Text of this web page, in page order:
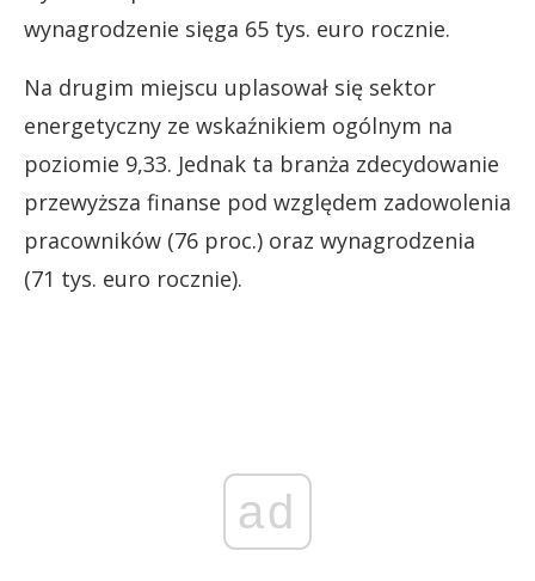
wynagrodzenie sięga 65 tys. euro rocznie.
Na drugim miejscu uplasował się sektor
energetyczny ze wskaźnikiem ogólnym na
poziomie 9,33. Jednak ta branża zdecydowanie
przewyższa finanse pod względem zadowolenia
pracowników (76 proc.) oraz wynagrodzenia
(71 tys. euro rocznie).
ad